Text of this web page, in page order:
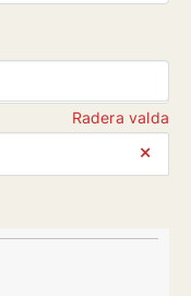
Radera valda
⨯